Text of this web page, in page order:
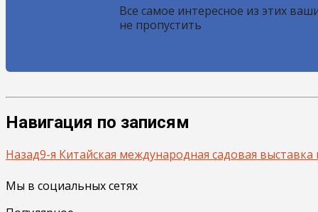
Все самое интересное из этих
не пропустить
Навигация по записям
Назад9-я Китайская международная садовая
Мы в социальных сетях